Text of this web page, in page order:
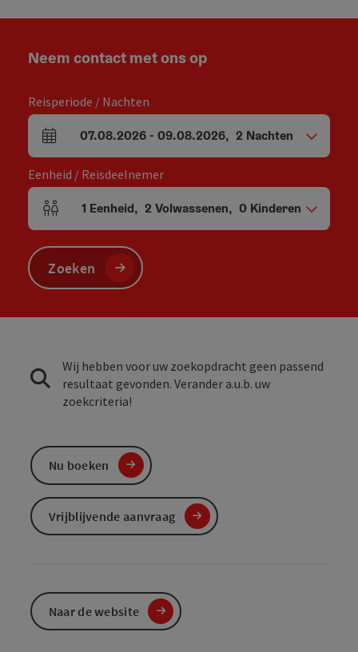
Neem contact met ons op
Reisperiode / Nachten
Velden voor aankomst en vertrek
07.08.2026- 09.08.2026, 2 Nachten
Eenheid / Reisdeelnemer
Aantal eenheden en persoonsvelden
1 Eenheid, 2 Volwassenen, 0 Kinderen
Zoeken
Wij hebben voor uw zoekopdracht geen passend
resultaat gevonden. Verander a.u.b. uw
zoekcriteria!
Nu boeken
Vrijblijvende aanvraag
Naar de website